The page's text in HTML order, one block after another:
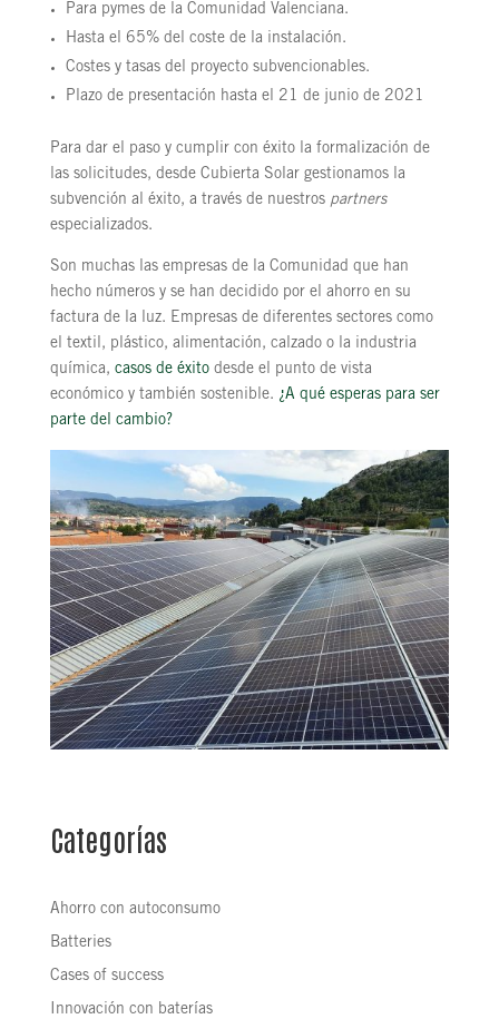
Para pymes de la Comunidad Valenciana.
Hasta el 65% del coste de la instalación.
Costes y tasas del proyecto subvencionables.
Plazo de presentación hasta el 21 de junio de 2021
Para dar el paso y cumplir con éxito la formalización de
las solicitudes, desde Cubierta Solar gestionamos la
subvención al éxito, a través de nuestros partners
especializados.
Son muchas las empresas de la Comunidad que han
hecho números y se han decidido por el ahorro en su
factura de la luz. Empresas de diferentes sectores como
el textil, plástico, alimentación, calzado o la industria
química, casos de éxitodesde el punto de vista
económico y también sostenible. ¿A qué esperas para ser
parte del cambio?
Categorías
Ahorro con autoconsumo
Batteries
Cases of success
Innovación con baterías